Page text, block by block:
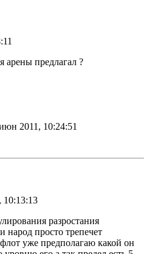
арены предлагал ?
2011, 10:24:51
10:13:13
разростания
народ просто трепечет
уже предполагаю какой он